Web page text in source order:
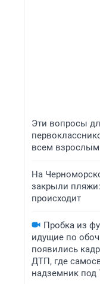
Эти вопросы
всем
На
закрыли
происходит
Пробка из
идущие по
появились
ДТП, где
надземник